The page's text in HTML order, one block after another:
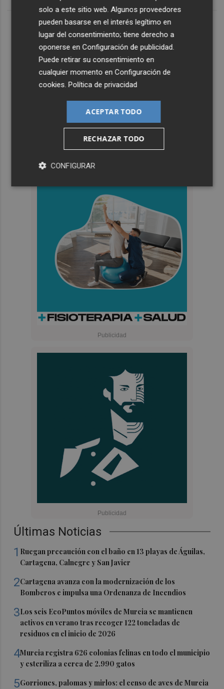
Últimas Noticias
1 Ruegan precaución con el baño en 13 playas de Águilas,
Cartagena, Calnegre y San Javier
2Cartagena avanza con la modernización de los
Bomberos e impulsa una Ordenanza de Incendios
3Los seis EcoPuntos móviles de Murcia se mantienen
activos en verano tras recoger 122 toneladas de
residuos en el inicio de 2026
4Murcia registra 626 colonias felinas en todo el municipio
y esteriliza a cerca de 2.990 gatos
5Gorriones, palomas y mirlos: el censo de aves de Murcia
solo a este sitio web. Algunos proveedores
pueden basarse en el interés legítimo en
lugar del consentimiento; tiene derecho a
oponerse enConfiguración de publicidad
Puede retirar su consentimiento en
cualquier momento enConfiguración de
cookies .Política de privacidad
ACEPTAR TODO
RECHAZAR TODO
CONFIGURAR